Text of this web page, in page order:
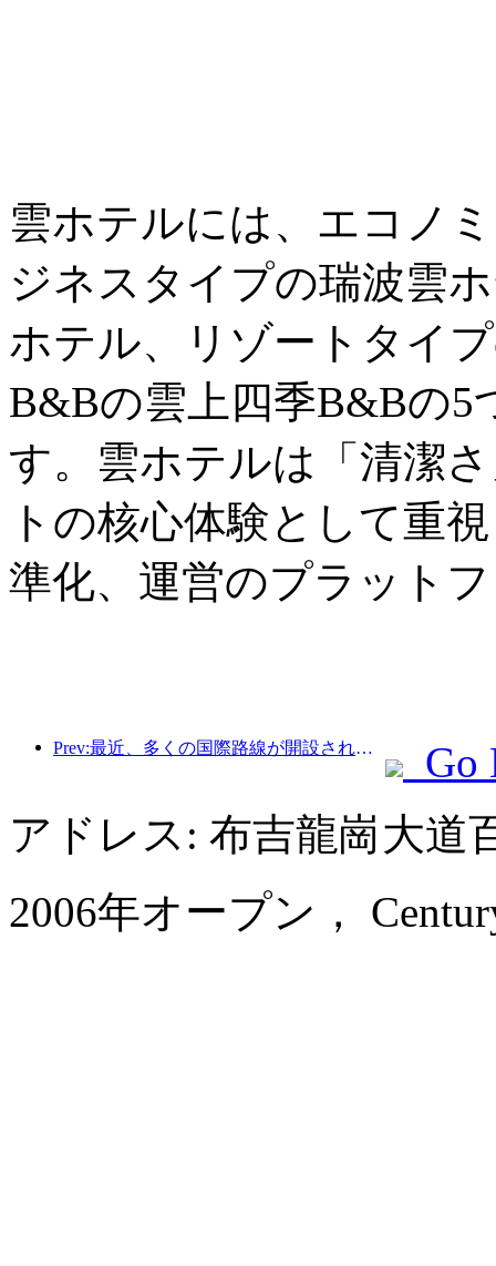
雲ホテルには、エコノ
ジネスタイプの瑞波雲
ホテル、リゾートタイ
B&Bの雲上四季B&Bの5
す。雲ホテルは「清潔
トの核心体験として重
準化、運営のプラット
Prev:最近、多くの国際路線が開設され増加した。
Go
アドレス: 布吉龍崗大道
2006年オープン，